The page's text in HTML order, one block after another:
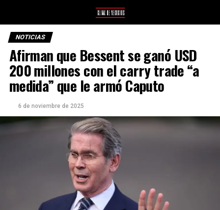
NOTICIAS
Afirman que Bessent se ganó USD
200 millones con el carry trade “a
medida” que le armó Caputo
6 de noviembre de 2025